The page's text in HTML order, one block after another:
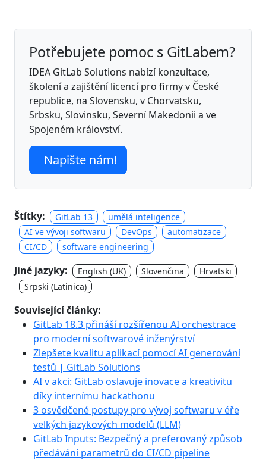
Potřebujete pomoc s GitLabem?
IDEA GitLab Solutions nabízí konzultace,
školení a zajištění licencí pro firmy v České
republice, na Slovensku, v Chorvatsku,
Srbsku, Slovinsku, Severní Makedonii a ve
Spojeném království.
Napište nám!
Štítky: GitLab 13
umělá inteligence
AI ve vývoji softwaru
DevOps
automatizace
CI/CD
software engineering
Jiné jazyky: English (UK) Slovenčina
Hrvatski
Srpski (Latinica)
Související články:
GitLab 18.3 přináší rozšířenou AI orchestrace
pro moderní softwarové inženýrství
Zlepšete kvalitu aplikací pomocí AI generování
testů | GitLab Solutions
AI v akci: GitLab oslavuje inovace a kreativitu
díky internímu hackathonu
3 osvědčené postupy pro vývoj softwaru v éře
velkých jazykových modelů (LLM)
GitLab Inputs: Bezpečný a preferovaný způsob
předávání parametrů do CI/CD pipeline